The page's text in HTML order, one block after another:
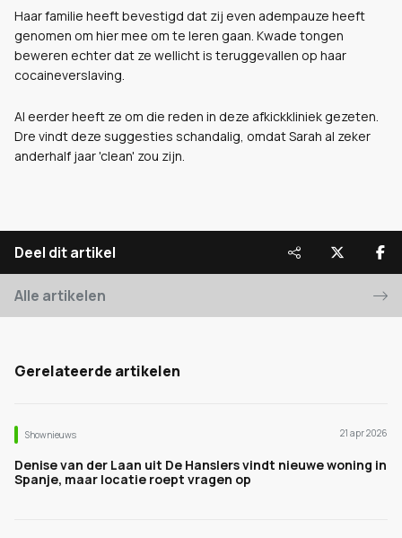
Haar familie heeft bevestigd dat zij even adempauze heeft
genomen om hier mee om te leren gaan. Kwade tongen
beweren echter dat ze wellicht is teruggevallen op haar
cocaineverslaving.
Al eerder heeft ze om die reden in deze afkickkliniek gezeten.
Dre vindt deze suggesties schandalig, omdat Sarah al zeker
anderhalf jaar 'clean' zou zijn.
Deel dit artikel
Alle artikelen
Gerelateerde artikelen
Shownieuws 21 apr 2026
Denise van der Laan uit De Hanslers vindt nieuwe woning in
Spanje, maar locatie roept vragen op